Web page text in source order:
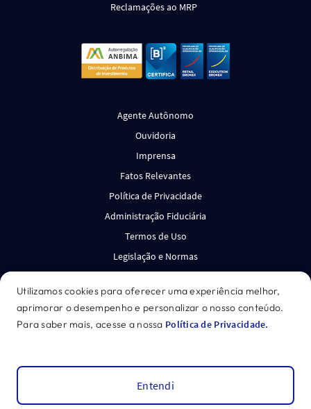
Utilizamos cookies para oferecer uma experiência melhor,
aprimorar o desempenho e personalizar o nosso conteúdo.
Para saber mais, acesse a nossa Política de Privacidade.
Entendi
Recomendações
Reclamações ao MRP
Agente Autônomo
Ouvidoria
Imprensa
Fatos Relevantes
Política de Privacidade
Administração Fiduciária
Termos de Uso
Legislação e Normas
*Acesse o disclaimer.
©2026Genial